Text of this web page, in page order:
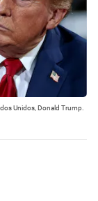
Unidos, Donald Trump.